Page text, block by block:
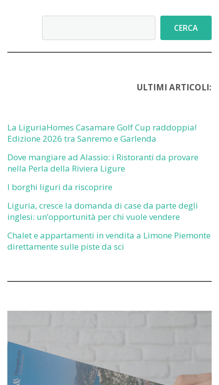
CERCA
ULTIMI ARTICOLI:
La LiguriaHomes Casamare Golf Cup raddoppia!
Edizione 2026 tra Sanremo e Garlenda
Dove mangiare ad Alassio: i Ristoranti da provare
nella Perla della Riviera Ligure
I borghi liguri da riscoprire
Liguria, cresce la domanda di case da parte degli
inglesi: un’opportunità per chi vuole vendere
Chalet e appartamenti in vendita a Limone Piemonte
direttamente sulle piste da sci